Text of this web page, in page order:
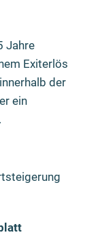
Jahre
Exiterlös
der
ein